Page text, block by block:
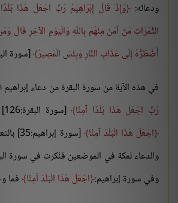
ودعائه: وَإِذْ قَالَ إِبْرَاهِيمُ رَبِّ اجْعَلْ هَذَا
الثَّمَرَاتِ مَنْ آمَنَ مِنْهُمْ بِاللَّهِ وَالْيَوْمِ الآخِرِ قَالَ
أَضْطَرُّهُ إِلَى عَذَابِ النَّارِ وَبِئْسَ الْمَصِيرُ [سورة
في هذه الآية من سورة البقرة من دعاء إبراهيم
رَبِّ اجْعَلْ هَذَا بَلَدًا آمِنًا [سورة البقرة:126] وفي سورة إبراهيم:
اجْعَلْ هَذَا الْبَلَدَ آمِنًا
[سورة
والدعاء لمكة في الموضعين فنُكرت في سورة
وفي سورة إبراهيم: اجْعَلْ هَذَا الْبَلَدَ آمِنًا فما